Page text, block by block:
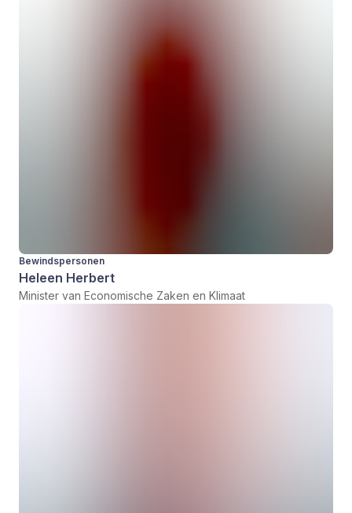
Bewindspersonen
Heleen Herbert
Minister van Economische Zaken en Klimaat